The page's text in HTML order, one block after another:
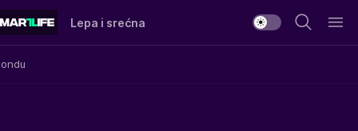
Lepa i srećna